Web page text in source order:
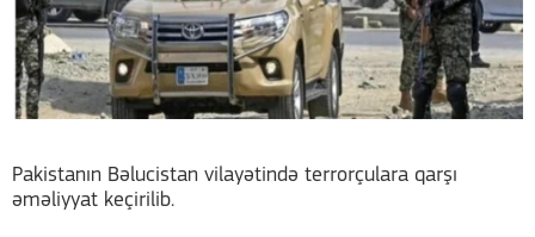
Pakistanın Bəlucistan vilayətində terrorçulara qarşı
əməliyyat keçirilib.